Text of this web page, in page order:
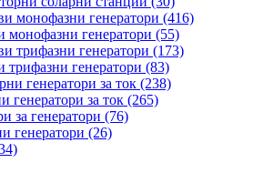
монофазни генератори (416)
монофазни генератори (55)
трифазни генератори (173)
трифазни генератори (83)
генератори за ток (238)
генератори за ток (265)
за генератори (76)
генератори (26)